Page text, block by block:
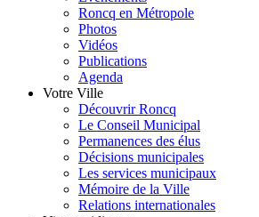
Roncq en Métropole
Photos
Vidéos
Publications
Agenda
Votre Ville
Découvrir Roncq
Le Conseil Municipal
Permanences des élus
Décisions municipales
Les services municipaux
Mémoire de la Ville
Relations internationales